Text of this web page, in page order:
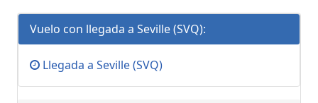
Vuelo con llegada a Seville (SVQ):
Llegada a Seville (SVQ)